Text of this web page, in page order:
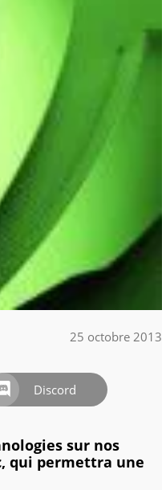
25 octobre 2013
Discord
sur nos
qui permettra une